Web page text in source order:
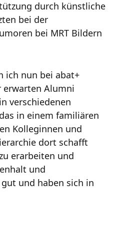
durch künstliche
bei der
bei MRT Bildern
ich nun bei abat+
Alumni
verschiedenen
in einem familiären
Kolleginnen und
dort schafft
erarbeiten und
und
und haben sich in